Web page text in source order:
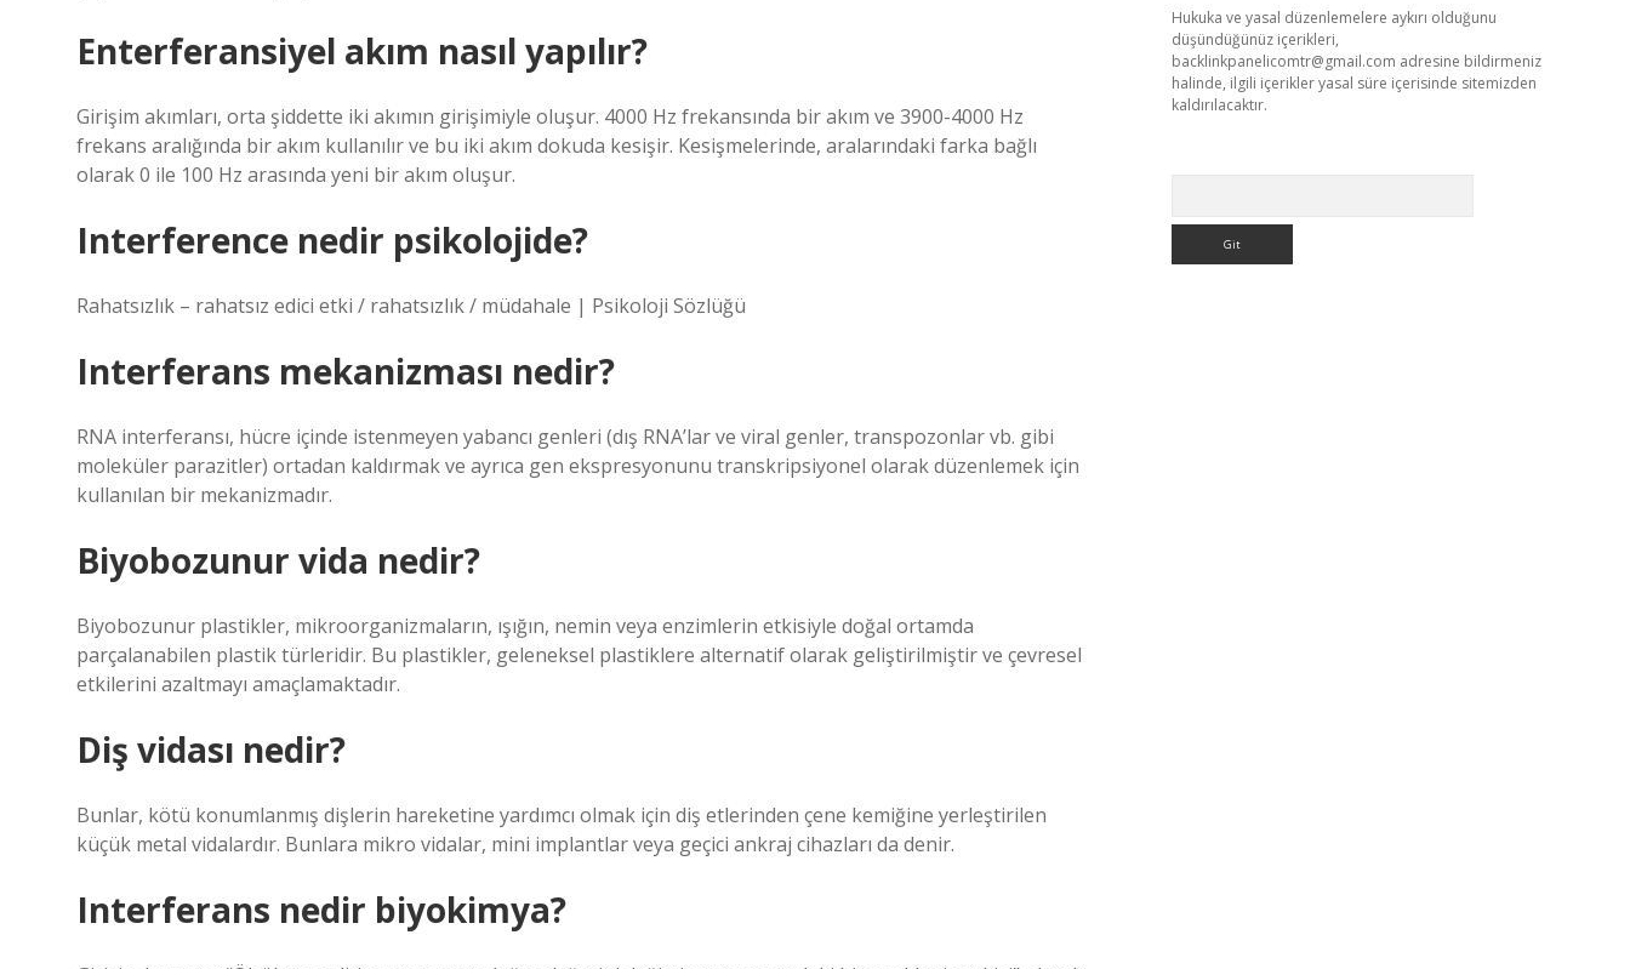
Enterferansiyel akım nasıl yapılır?
Girişim akımları, orta şiddette iki akımın girişimiyle oluşur. 4000 Hz frekansında bir akım ve 3900-4000 Hz
frekans aralığında bir akım kullanılır ve bu iki akım dokuda kesişir. Kesişmelerinde, aralarındaki farka bağlı
olarak 0 ile 100 Hz arasında yeni bir akım oluşur.
Interference nedir psikolojide?
Rahatsızlık – rahatsız edici etki / rahatsızlık / müdahale | Psikoloji Sözlüğü
Interferans mekanizması nedir?
RNA interferansı, hücre içinde istenmeyen yabancı genleri (dış RNA’lar ve viral genler, transpozonlar vb. gibi
moleküler parazitler) ortadan kaldırmak ve ayrıca gen ekspresyonunu transkripsiyonel olarak düzenlemek için
kullanılan bir mekanizmadır.
Biyobozunur vida nedir?
Biyobozunur plastikler, mikroorganizmaların, ışığın, nemin veya enzimlerin etkisiyle doğal ortamda
parçalanabilen plastik türleridir. Bu plastikler, geleneksel plastiklere alternatif olarak geliştirilmiştir ve çevresel
etkilerini azaltmayı amaçlamaktadır.
Diş vidası nedir?
Bunlar, kötü konumlanmış dişlerin hareketine yardımcı olmak için diş etlerinden çene kemiğine yerleştirilen
küçük metal vidalardır. Bunlara mikro vidalar, mini implantlar veya geçici ankraj cihazları da denir.
Interferans nedir biyokimya?
Hukuka ve yasal düzenlemelere aykırı olduğunu
düşündüğünüz içerikleri,
backlinkpanelicomtr@gmail.com adresine bildirmeniz
halinde, ilgili içerikler yasal süre içerisinde sitemizden
kaldırılacaktır.